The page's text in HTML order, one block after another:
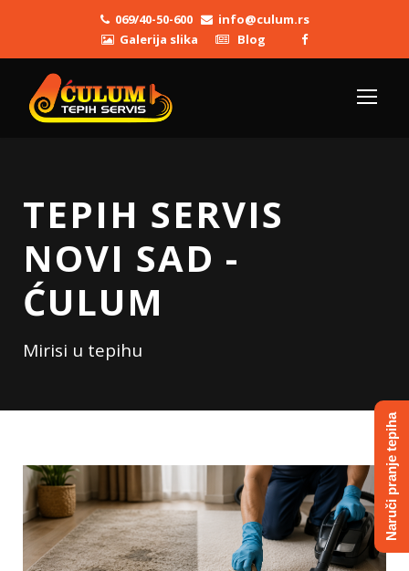
069/40-50-600
info@culum.rs
Galerija slika
Blog
TEPIH SERVIS
NOVI SAD -
ĆULUM
Mirisi u tepihu
Naruči pranje tepiha